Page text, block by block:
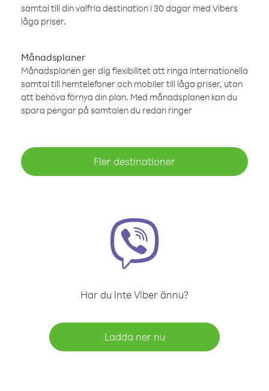
samtal till din valfria destination i 30 dagar med Vibers
låga priser.
Månadsplaner
Månadsplanen ger dig flexibilitet att ringa internationella
samtal till hemtelefoner och mobiler till låga priser, utan
att behöva förnya din plan. Med månadsplanen kan du
spara pengar på samtalen du redan ringer
Fler destinationer
Har du inte Viber ännu?
Ladda ner nu